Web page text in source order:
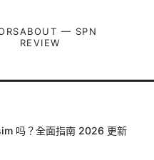
ABOUT — SPN
REVIEW
吗？全面指南 2026 更新